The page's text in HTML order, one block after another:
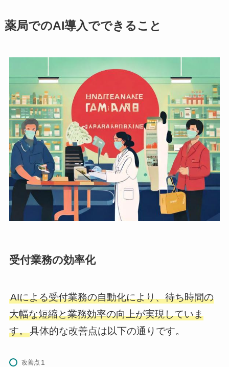
薬局でのAI導入でできること
受付業務の効率化
AIによる受付業務の自動化により、待ち時間の
大幅な短縮と業務効率の向上が実現していま
す。具体的な改善点は以下の通りです。
改善点